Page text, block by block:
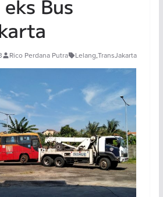
Bus
Rico Perdana Putra Lelang,TransJakarta